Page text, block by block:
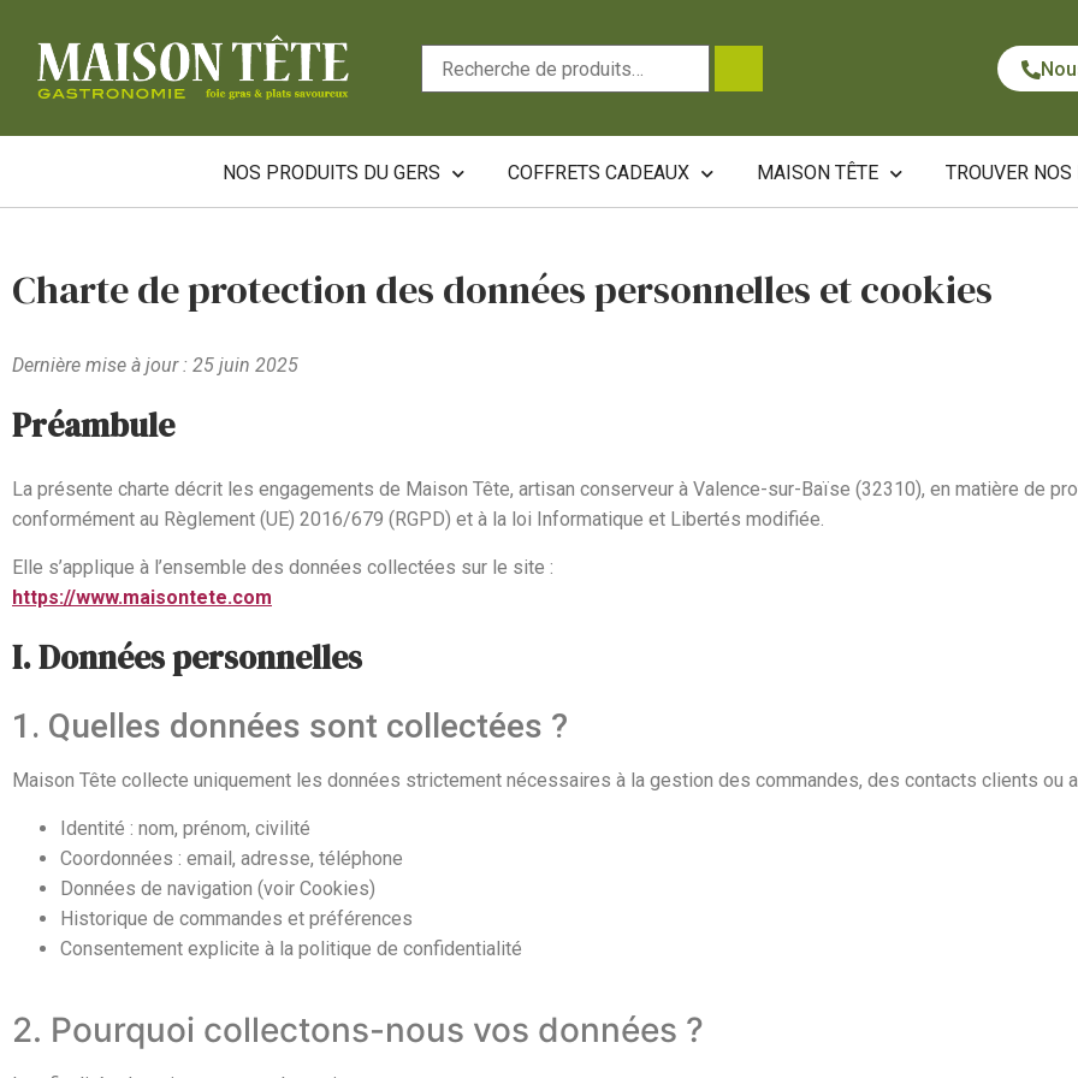
NOS PRODUITS DU GERS COFFRETS CADEAUX MAISON TÊTE TROUVER
Charte de protection des données personnelles et cookies
Dernière mise à jour : 25 juin 2025
Préambule
La présente charte décrit les engagements de Maison Tête, artisan conserveur à Valence-sur-Baïse (32310), en matière de
conformément au Règlement (UE) 2016/679 (RGPD) et à la loi Informatique et Libertés modifiée.
Elle s’applique à l’ensemble des données collectées sur le site :
https://www.maisontete.com
I. Données personnelles
1. Quelles données sont collectées ?
Maison Tête collecte uniquement les données strictement nécessaires à la gestion des commandes, des contacts clients ou
Identité : nom, prénom, civilité
Coordonnées : email, adresse, téléphone
Données de navigation (voir Cookies)
Historique de commandes et préférences
Consentement explicite à la politique de confidentialité
2. Pourquoi collectons-nous vos données ?